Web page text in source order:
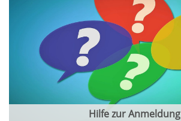
Hilfe zur Anmeldung